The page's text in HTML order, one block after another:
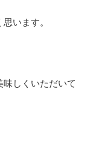
います。
しくいただいて